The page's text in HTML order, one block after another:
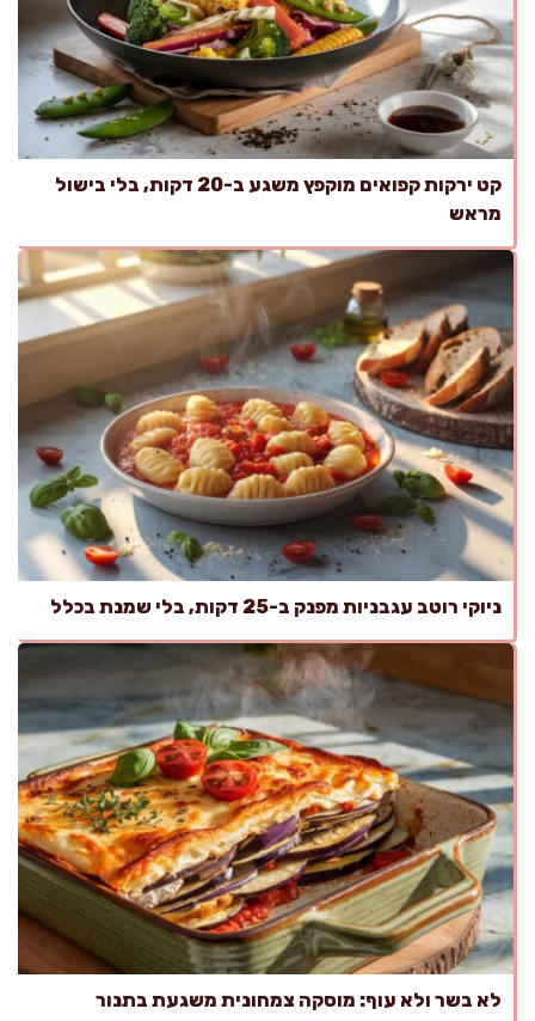
קט ירקות קפואים מוקפץ משגע ב-20 דקות, בלי בישול
מראש
ניוקי רוטב עגבניות מפנק ב-25 דקות, בלי שמנת בכלל
לא בשר ולא עוף: מוסקה צמחונית משגעת בתנור